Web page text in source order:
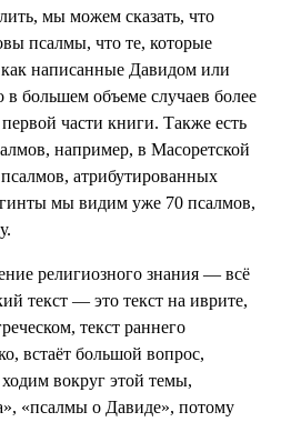
мы можем сказать, что
псалмы, что те, которые
написанные Давидом или
большем объеме случаев более
части книги. Также есть
например, в Масоретской
атрибутированных
мы видим уже 70 псалмов,
религиозного знания — всё
текст — это текст на иврите,
текст раннего
встаёт большой вопрос,
вокруг этой темы,
«псалмы о Давиде», потому